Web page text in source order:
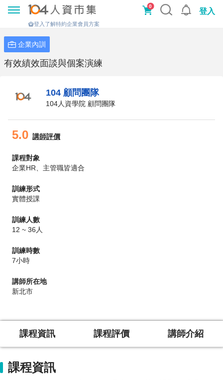
0
登入
登入了解特約企業會員方案
企業內訓
有效績效面談與個案演練
104 顧問團隊
104人資學院 顧問團隊
5.0 講師評價
課程對象
企業HR、主管職皆適合
訓練形式
實體授課
訓練人數
12 ~ 36人
訓練時數
7小時
講師所在地
新北市
課程資訊 課程評價 講師介紹
課程資訊